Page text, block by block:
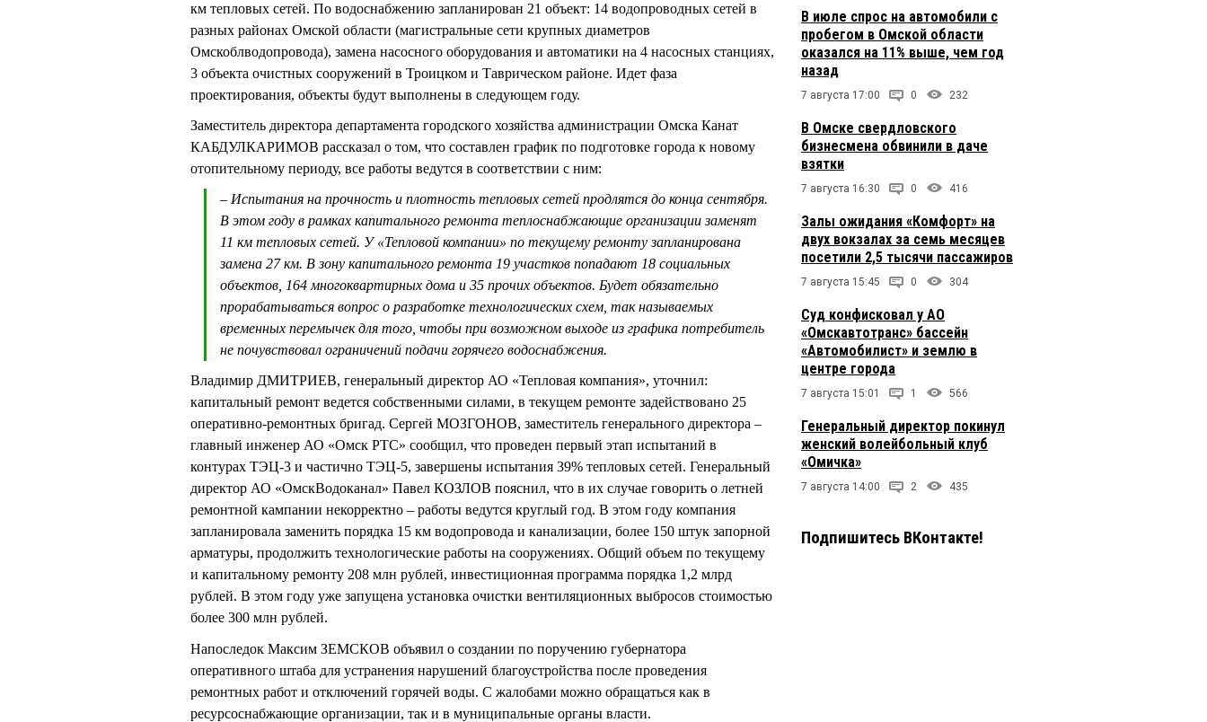
км тепловых сетей. По водоснабжению запланирован 21 объект: 14 водопроводных сетей в
разных районах Омской области (магистральные сети крупных диаметров
Омскоблводопровода), замена насосного оборудования и автоматики на 4 насосных станциях,
3 объекта очистных сооружений в Троицком и Таврическом районе. Идет фаза
проектирования, объекты будут выполнены в следующем году.
Заместитель директора департамента городского хозяйства администрации Омска Канат
КАБДУЛКАРИМОВ рассказал о том, что составлен график по подготовке города к новому
отопительному периоду, все работы ведутся в соответствии с ним:
– Испытания на прочность и плотность тепловых сетей продлятся до конца сентября.
В этом году в рамках капитального ремонта теплоснабжающие организации заменят
11 км тепловых сетей. У «Тепловой компании» по текущему ремонту запланирована
замена 27 км. В зону капитального ремонта 19 участков попадают 18 социальных
объектов, 164 многоквартирных дома и 35 прочих объектов. Будет обязательно
прорабатываться вопрос о разработке технологических схем, так называемых
временных перемычек для того, чтобы при возможном выходе из графика потребитель
не почувствовал ограничений подачи горячего водоснабжения.
Владимир ДМИТРИЕВ, генеральный директор АО «Тепловая компания», уточнил:
капитальный ремонт ведется собственными силами, в текущем ремонте задействовано 25
оперативно-ремонтных бригад. Сергей МОЗГОНОВ, заместитель генерального директора –
главный инженер АО «Омск РТС» сообщил, что проведен первый этап испытаний в
контурах ТЭЦ-3 и частично ТЭЦ-5, завершены испытания 39% тепловых сетей. Генеральный
директор АО «ОмскВодоканал» Павел КОЗЛОВ пояснил, что в их случае говорить о летней
ремонтной кампании некорректно – работы ведутся круглый год. В этом году компания
запланировала заменить порядка 15 км водопровода и канализации, более 150 штук запорной
арматуры, продолжить технологические работы на сооружениях. Общий объем по текущему
и капитальному ремонту 208 млн рублей, инвестиционная программа порядка 1,2 млрд
рублей. В этом году уже запущена установка очистки вентиляционных выбросов стоимостью
более 300 млн рублей.
Напоследок Максим ЗЕМСКОВ объявил о создании по поручению губернатора
оперативного штаба для устранения нарушений благоустройства после проведения
ремонтных работ и отключений горячей воды. С жалобами можно обращаться как в
ресурсоснабжающие организации, так и в муниципальные органы власти.
В июле спрос на автомобили с
пробегом в Омской области
оказался на 11% выше, чем год
назад
7 августа 17:00 0 232
В Омске свердловского
бизнесмена обвинили в даче
взятки
7 августа 16:30 0 416
Залы ожидания «Комфорт» на
двух вокзалах за семь месяцев
посетили 2,5 тысячи пассажиров
7 августа 15:45 0 304
Суд конфисковал у АО
«Омскавтотранс» бассейн
«Автомобилист» и землю в
центре города
7 августа 15:01 1 566
Генеральный директор покинул
женский волейбольный клуб
«Омичка»
7 августа 14:00 2 435
Подпишитесь ВКонтакте!